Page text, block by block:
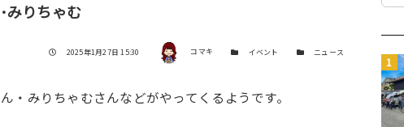
みりちゃむ
投稿日
2025年1月27日 15:30 著者 コマキ カテゴリー
イベント カテゴリー
ニュース
みりちゃむさんなどがやってくるようです。